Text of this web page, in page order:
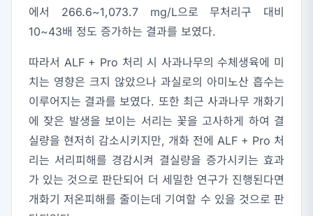
에서 266.6~1,073.7 mg/L으로 무처리구 대비
10~43배 정도 증가하는 결과를 보였다.
따라서 ALF + Pro 처리 시 사과나무의 수체생육에 미
치는 영향은 크지 않았으나 과실로의 아미노산 흡수는
이루어지는 결과를 보였다. 또한 최근 사과나무 개화기
에 잦은 발생을 보이는 서리는 꽃을 고사하게 하여 결
실량을 현저히 감소시키지만, 개화 전에 ALF + Pro 처
리는 서리피해를 경감시켜 결실량을 증가시키는 효과
가 있는 것으로 판단되어 더 세밀한 연구가 진행된다면
개화기 저온피해를 줄이는데 기여할 수 있을 것으로 판